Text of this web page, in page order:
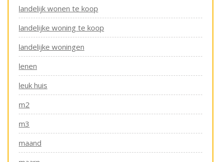
landelijk wonen te koop
landelijke woning te koop
landelijke woningen
lenen
leuk huis
m2
m3
maand